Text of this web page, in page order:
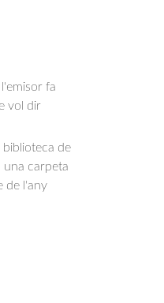
fa
vol dir
de
una carpeta
de l'any